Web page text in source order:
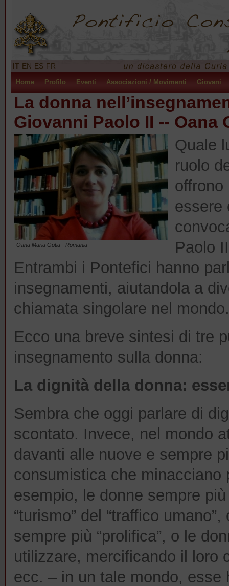
IT EN ES FR
Home Profilo Eventi Associazioni / Movimenti Giovani
La donna
Giovanni Paolo II -- Oana
Oana Maria Gotia - Romania
Quale
ruolo
offrono
essere
Paolo
Entrambi i Pontefici hanno
insegnamenti, aiutandola a
chiamata singolare nel mondo.
Ecco una breve sintesi di tre
insegnamento sulla donna:
La dignità della donna:
Sembra che oggi parlare di
scontato. Invece, nel mondo
davanti alle nuove e sempre
consumistica che minacciano
esempio, le donne sempre
“turismo” del “traffico
sempre più “prolifica”, o le
utilizzare, mercificando il loro
ecc. – in un tale mondo,